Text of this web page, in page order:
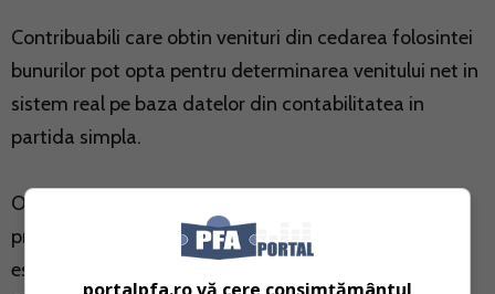
Contribuabili care obtin venituri din cedarea folosintei
bunurilor pot opta pentru determinarea venitului net in
sistem real pe baza datelor din contabilitatea in
partida simpla.
Organul fiscal competent stabileste plati anticipate
prin aplicarea cotei de 16% asupra venitului net anual
estimat din declaratia privind venitul estimat/norma
portalpfa.ro vă cere consimțământul